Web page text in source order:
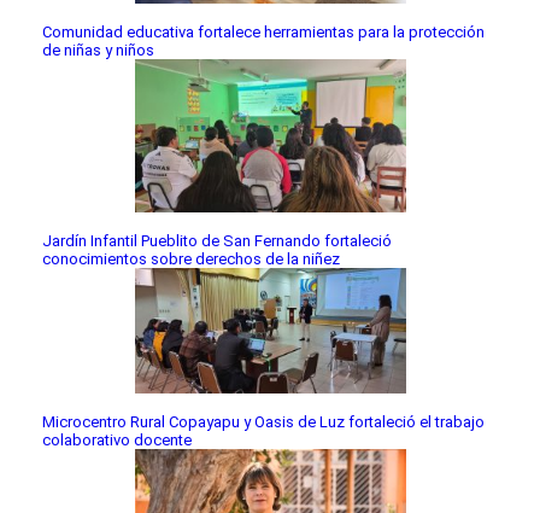
Comunidad educativa fortalece herramientas para la protección
de niñas y niños
Jardín Infantil Pueblito de San Fernando fortaleció
conocimientos sobre derechos de la niñez
Microcentro Rural Copayapu y Oasis de Luz fortaleció el trabajo
colaborativo docente